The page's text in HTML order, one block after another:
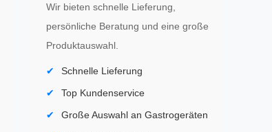
Wir bieten schnelle Lieferung,
persönliche Beratung und eine große
Produktauswahl.
Schnelle Lieferung
Top Kundenservice
Große Auswahl an Gastrogeräten